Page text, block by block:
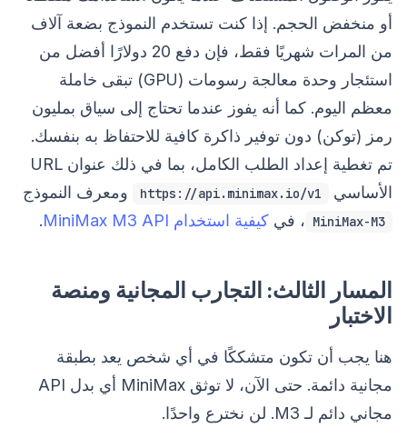
أو منخفض الحجم. إذا كنت تستخدم النموذج بضعة آلاف
من المرات شهريًا فقط، فإن دفع 20 دولارًا أفضل من
استئجار وحدة معالجة رسومات (GPU) تبقى خاملة
معظم اليوم. كما أنه يفوز عندما تحتاج إلى سياق بمليون
رمز (توكن) دون توفير ذاكرة كافية للاحتفاظ به بنفسك.
تم تغطية إعداد الطلب الكامل، بما في ذلك عنوان URL
الأساسي
https://api.minimax.io/v1 ومعرف النموذج
MiniMax-M3 ، في كيفية استخدام MiniMax M3 API .
المسار الثالث: التجارب المجانية ومنصة
الاختبار
هنا يجب أن تكون متشككًا في أي شخص يعد بطبقة
مجانية دائمة. حتى الآن، لا توثق MiniMax أي بدل API
مجاني دائم لـ M3. لن نخترع واحدًا.